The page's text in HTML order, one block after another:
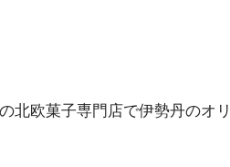
北欧菓子専門店で伊勢丹のオ